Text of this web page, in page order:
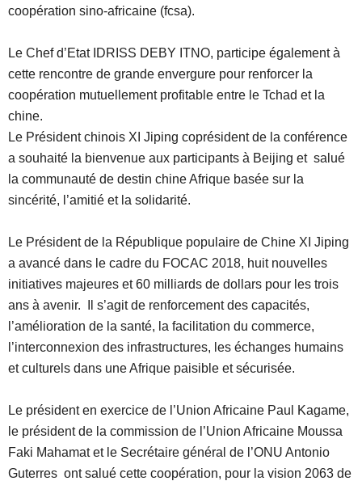
coopération sino-africaine (fcsa).
Le Chef d’Etat IDRISS DEBY ITNO, participe également à
cette rencontre de grande envergure pour renforcer la
coopération mutuellement profitable entre le Tchad et la
chine.
Le Président chinois XI Jiping coprésident de la conférence
a souhaité la bienvenue aux participants à Beijing et salué
la communauté de destin chine Afrique basée sur la
sincérité, l’amitié et la solidarité.
Le Président de la République populaire de Chine XI Jiping
a avancé dans le cadre du FOCAC 2018, huit nouvelles
initiatives majeures et 60 milliards de dollars pour les trois
ans à avenir. Il s’agit de renforcement des capacités,
l’amélioration de la santé, la facilitation du commerce,
l’interconnexion des infrastructures, les échanges humains
et culturels dans une Afrique paisible et sécurisée.
Le président en exercice de l’Union Africaine Paul Kagame,
le président de la commission de l’Union Africaine Moussa
Faki Mahamat et le Secrétaire général de l’ONU Antonio
Guterres ont salué cette coopération, pour la vision 2063 de